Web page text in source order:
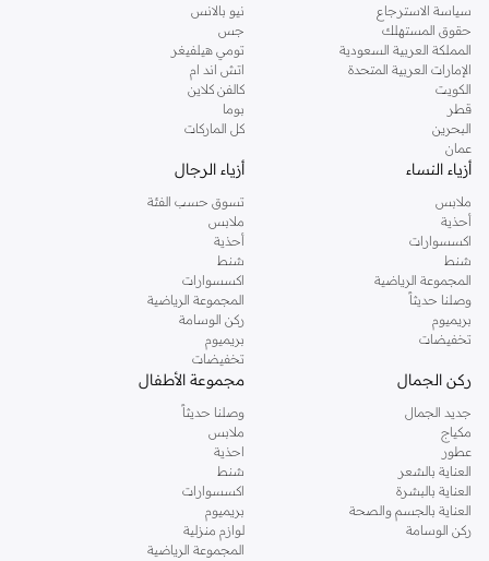
تسوقي دوروثي بيركنز اون لاين مسقط
تسوقي دوروثي بيركنز اون لاين من نمشي واستمتعي باكثر من الف ستايل من مجموعة
دوروثي بيركنز الشهيرة. تصفحي المجموعة كاملة في متجر دوروثي بيركنز اون لاين او
استخدمي القائمة لتحديد تجربة تسوق دوروثي بيركنز اون لاين. خدمة التوصيل السريعة
والدعم الاستثنائي يضمن لك تجربة تسوق ممتعة دائما مع نمشي.
سياسة الاسترجاع
حقوق المستهلك
المملكة العربية السعودية
الإمارات العربية المتحدة
الكويت
قطر
البحرين
عمان
نيو بالانس
جس
تومي هيلفيغر
اتش اند ام
كالفن كلاين
بوما
كل الماركات
أزياء النساء
ملابس
أحذية
اكسسوارات
شنط
المجموعة الرياضية
وصلنا حديثاً
بريميوم
تخفيضات
أزياء الرجال
تسوق حسب الفئة
ملابس
أحذية
شنط
اكسسوارات
المجموعة الرياضية
ركن الوسامة
بريميوم
تخفيضات
ركن الجمال
جديد الجمال
مكياج
عطور
العناية بالشعر
العناية بالبشرة
العناية بالجسم والصحة
ركن الوسامة
مجموعة الأطفال
وصلنا حديثاً
ملابس
احذية
شنط
اكسسوارات
بريميوم
لوازم منزلية
المجموعة الرياضية